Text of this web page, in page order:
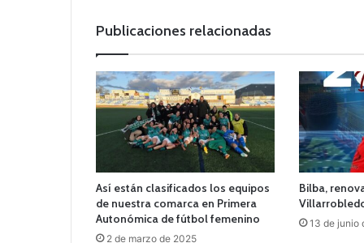
Publicaciones relacionadas
Así están clasificados los equipos
de nuestra comarca en Primera
Autonómica de fútbol femenino
2 de marzo de 2025
Bilba,
13 de junio